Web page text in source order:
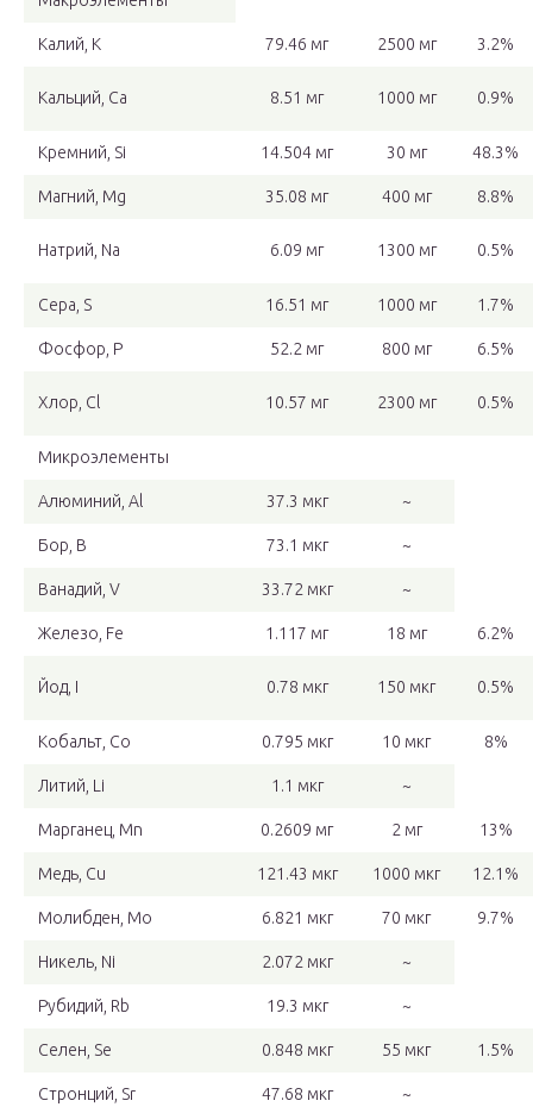
Калий, K 79.46 мг 2500 мг 3.2%
Кальций, Ca 8.51 мг 1000 мг 0.9%
Кремний, Si 14.504 мг 30 мг 48.3%
Магний, Mg 35.08 мг 400 мг 8.8%
Натрий, Na 6.09 мг 1300 мг 0.5%
Сера, S 16.51 мг 1000 мг 1.7%
Фосфор, P 52.2 мг 800 мг 6.5%
Хлор, Cl 10.57 мг 2300 мг 0.5%
Микроэлементы
Алюминий, Al 37.3 мкг ~
Бор, B 73.1 мкг ~
Ванадий, V 33.72 мкг ~
Железо, Fe 1.117 мг 18 мг 6.2%
Йод, I 0.78 мкг 150 мкг 0.5%
Кобальт, Co 0.795 мкг 10 мкг 8%
Литий, Li 1.1 мкг ~
Марганец, Mn 0.2609 мг 2 мг 13%
Медь, Cu 121.43 мкг 1000 мкг 12.1%
Молибден, Mo 6.821 мкг 70 мкг 9.7%
Никель, Ni 2.072 мкг ~
Рубидий, Rb 19.3 мкг ~
Селен, Se 0.848 мкг 55 мкг 1.5%
Стронций, Sr 47.68 мкг ~